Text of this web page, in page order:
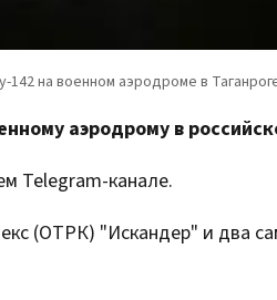
аэродрому в
Telegram-канале.
(ОТРК) "Искандер" и два